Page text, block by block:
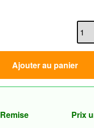
Ajouter au panier
Remise Prix